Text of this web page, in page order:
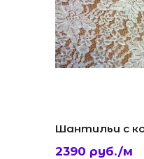
Шантильи с
2390 руб./м